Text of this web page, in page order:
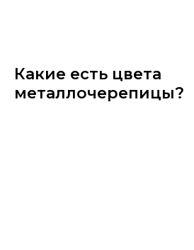
Какие есть цвета
металлочерепицы?